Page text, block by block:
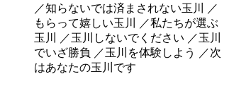
／知らないでは済まされない玉川 ／
もらって嬉しい玉川 ／私たちが選ぶ
玉川 ／玉川しないでください ／玉川
でいざ勝負 ／玉川を体験しよう ／次
はあなたの玉川です